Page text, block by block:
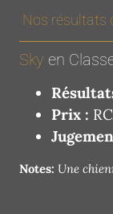
Nos résultats
Sky en
Prix :
Notes: Une